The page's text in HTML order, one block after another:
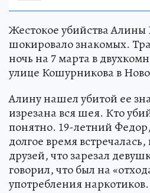
Жестокое убийства
шокировало знакомых.
ночь на 7 марта в
улице Кошурникова в
Алину нашел убитой ее
изрезана вся шея. Кто
понятно. 19-летний
долгое время
друзей, что зарезал
говорил, что был на
употребления наркотиков.